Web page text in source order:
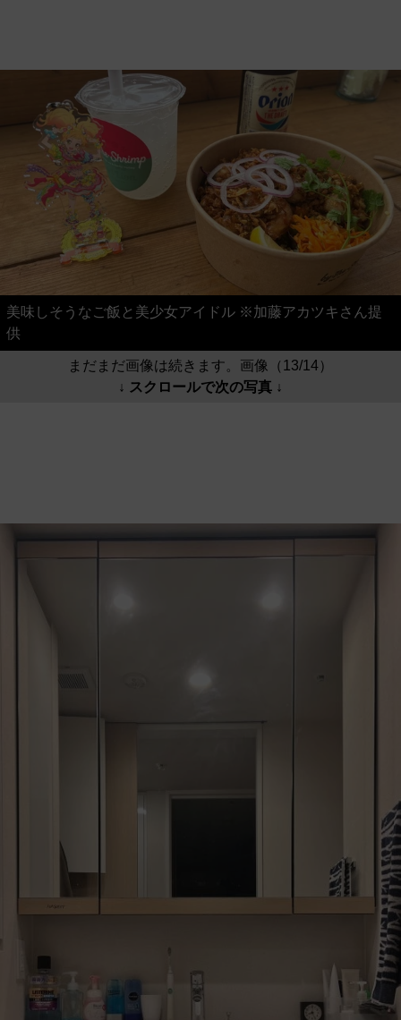
美味しそうなご飯と美少女アイドル ※加藤アカツキさん提
供
まだまだ画像は続きます。画像（13/14）
↓ スクロールで次の写真 ↓